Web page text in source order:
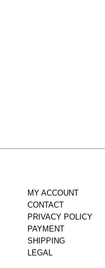
MY ACCOUNT
CONTACT
PRIVACY POLICY
PAYMENT
SHIPPING
LEGAL